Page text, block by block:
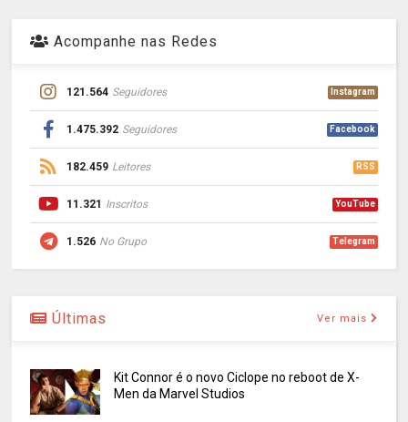
Acompanhe nas Redes
121.564 Seguidores Instagram
1.475.392 Seguidores Facebook
182.459 Leitores RSS
11.321 Inscritos YouTube
1.526 No Grupo Telegram
Últimas Ver mais
Kit Connor é o novo Ciclope no reboot de X-
Men da Marvel Studios